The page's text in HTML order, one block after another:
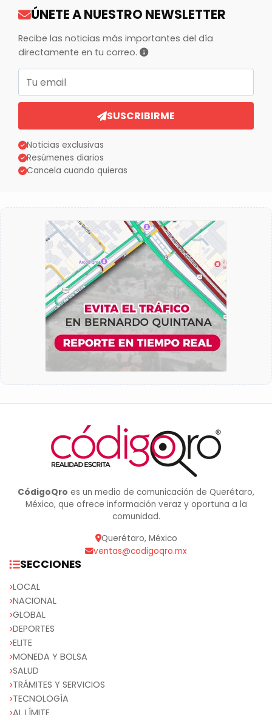
ÚNETE A NUESTRO NEWSLETTER
Recibe las noticias más importantes del día
directamente en tu correo.
Correo electrónico
SUSCRIBIRME
Noticias exclusivas
Resúmenes diarios
Cancela cuando quieras
CódigoQro es un medio de comunicación de Querétaro,
México, que ofrece información veraz y oportuna a la
comunidad.
Querétaro, México
ventas@codigoqro.mx
SECCIONES
LOCAL
NACIONAL
GLOBAL
DEPORTES
ELITE
MONEDA Y BOLSA
SALUD
TRÁMITES Y SERVICIOS
TECNOLOGÍA